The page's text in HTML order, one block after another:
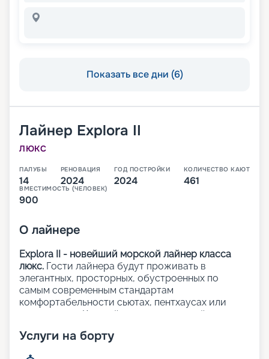
Показать все дни (6)
Лайнер Explora II
ЛЮКС
ПАЛУБЫ
14
РЕНОВАЦИЯ
2024
ГОД ПОСТРОЙКИ
2024
КОЛИЧЕСТВО КАЮТ
461
ВМЕСТИМОСТЬ (ЧЕЛОВЕК)
900
О лайнере
Explora II - новейший морской лайнер класса
люкс. Гости лайнера будут проживать в
элегантных, просторных, обустроенных по
самым современным стандартам
комфортабельности сьютах, пентхаусах или
резиденциях. Каждый из 461 люксов лайнера с
приватными террасами.
Услуги на борту